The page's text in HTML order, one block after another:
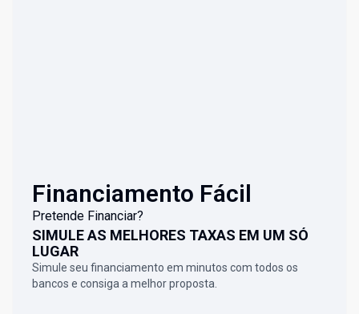
Financiamento Fácil
Pretende Financiar?
SIMULE AS MELHORES TAXAS EM UM SÓ
LUGAR
Simule seu financiamento em minutos com todos os
bancos e consiga a melhor proposta.